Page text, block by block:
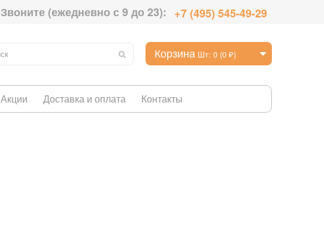
Звоните (ежедневно с 9 до 23): +7 (495) 545-49-29
Корзина Шт: 0 (0 ₽)
Акции Доставка и оплата Контакты